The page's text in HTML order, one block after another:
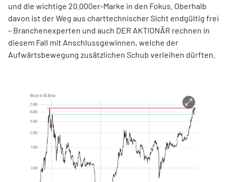
und die wichtige 20.000er-Marke in den Fokus. Oberhalb
davon ist der Weg aus charttechnischer Sicht endgültig frei
– Branchenexperten und auch DER AKTIONÄR rechnen in
diesem Fall mit Anschlussgewinnen, welche der
Aufwärtsbewegung zusätzlichen Schub verleihen dürften.